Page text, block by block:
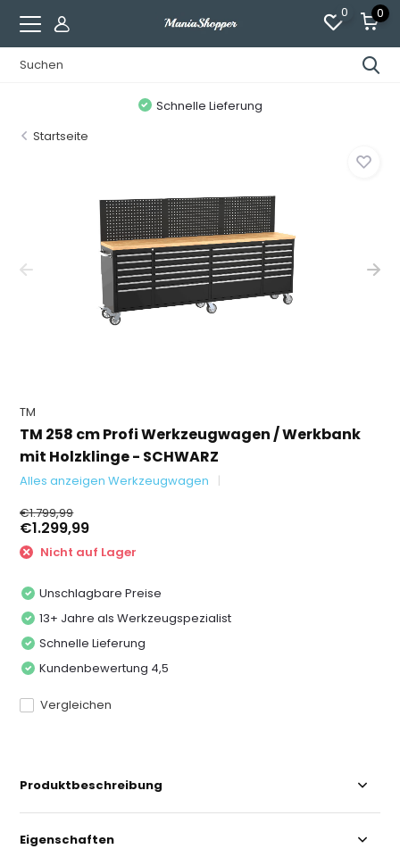
0 0
Schnelle Lieferung
Startseite
TM
TM 258 cm Profi Werkzeugwagen / Werkbank
mit Holzklinge - SCHWARZ
Alles anzeigen Werkzeugwagen
€1.799,99
€1.299,99
Nicht auf Lager
Unschlagbare Preise
13+ Jahre als Werkzeugspezialist
Schnelle Lieferung
Kundenbewertung 4,5
Vergleichen
Produktbeschreibung
Eigenschaften